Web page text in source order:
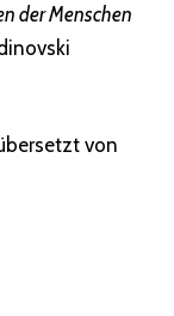
der Menschen
von